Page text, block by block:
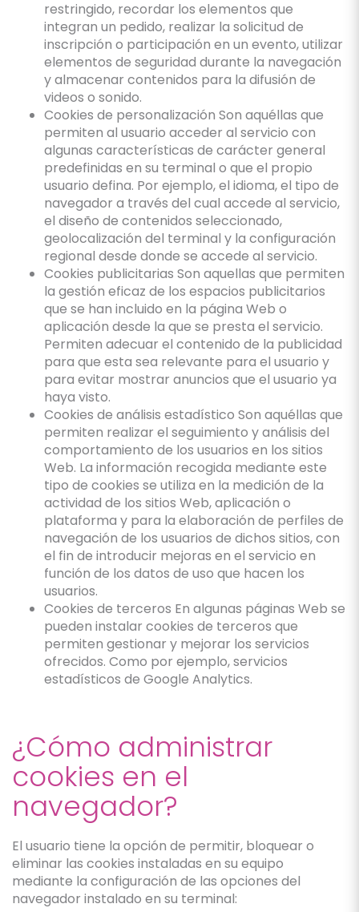
restringido, recordar los elementos que
integran un pedido, realizar la solicitud de
inscripción o participación en un evento, utilizar
elementos de seguridad durante la navegación
y almacenar contenidos para la difusión de
videos o sonido.
Cookies de personalización Son aquéllas que
permiten al usuario acceder al servicio con
algunas características de carácter general
predefinidas en su terminal o que el propio
usuario defina. Por ejemplo, el idioma, el tipo de
navegador a través del cual accede al servicio,
el diseño de contenidos seleccionado,
geolocalización del terminal y la configuración
regional desde donde se accede al servicio.
Cookies publicitarias Son aquellas que permiten
la gestión eficaz de los espacios publicitarios
que se han incluido en la página Web o
aplicación desde la que se presta el servicio.
Permiten adecuar el contenido de la publicidad
para que esta sea relevante para el usuario y
para evitar mostrar anuncios que el usuario ya
haya visto.
Cookies de análisis estadístico Son aquéllas que
permiten realizar el seguimiento y análisis del
comportamiento de los usuarios en los sitios
Web. La información recogida mediante este
tipo de cookies se utiliza en la medición de la
actividad de los sitios Web, aplicación o
plataforma y para la elaboración de perfiles de
navegación de los usuarios de dichos sitios, con
el fin de introducir mejoras en el servicio en
función de los datos de uso que hacen los
usuarios.
Cookies de terceros En algunas páginas Web se
pueden instalar cookies de terceros que
permiten gestionar y mejorar los servicios
ofrecidos. Como por ejemplo, servicios
estadísticos de Google Analytics.
¿Cómo administrar
cookies en el
navegador?
El usuario tiene la opción de permitir, bloquear o
eliminar las cookies instaladas en su equipo
mediante la configuración de las opciones del
navegador instalado en su terminal: